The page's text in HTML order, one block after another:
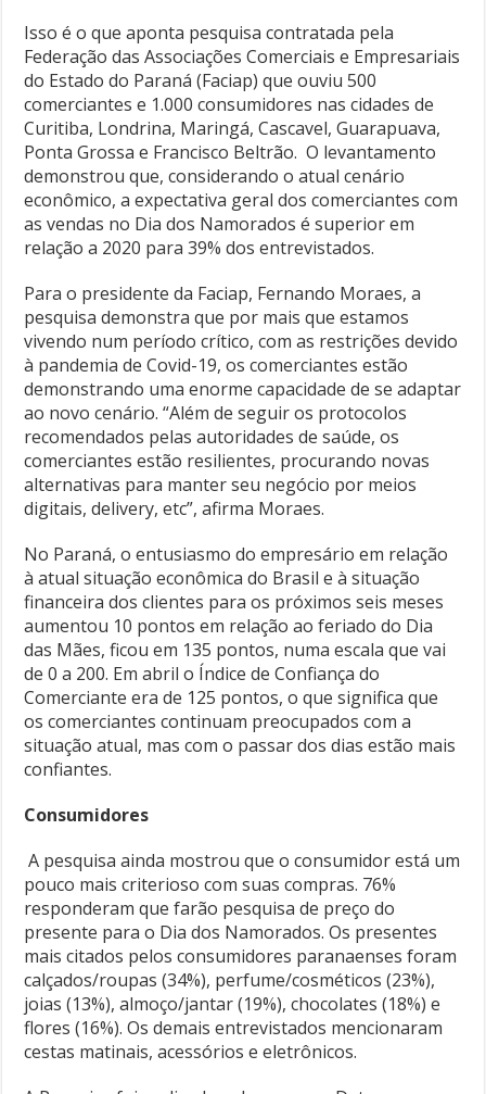
Isso é o que aponta pesquisa contratada pela
Federação das Associações Comerciais e Empresariais
do Estado do Paraná (Faciap) que ouviu 500
comerciantes e 1.000 consumidores nas cidades de
Curitiba, Londrina, Maringá, Cascavel, Guarapuava,
Ponta Grossa e Francisco Beltrão. O levantamento
demonstrou que, considerando o atual cenário
econômico, a expectativa geral dos comerciantes com
as vendas no Dia dos Namorados é superior em
relação a 2020 para 39% dos entrevistados.
Para o presidente da Faciap, Fernando Moraes, a
pesquisa demonstra que por mais que estamos
vivendo num período crítico, com as restrições devido
à pandemia de Covid-19, os comerciantes estão
demonstrando uma enorme capacidade de se adaptar
ao novo cenário. “Além de seguir os protocolos
recomendados pelas autoridades de saúde, os
comerciantes estão resilientes, procurando novas
alternativas para manter seu negócio por meios
digitais, delivery, etc”, afirma Moraes.
No Paraná, o entusiasmo do empresário em relação
à atual situação econômica do Brasil e à situação
financeira dos clientes para os próximos seis meses
aumentou 10 pontos em relação ao feriado do Dia
das Mães, ficou em 135 pontos, numa escala que vai
de 0 a 200. Em abril o Índice de Confiança do
Comerciante era de 125 pontos, o que significa que
os comerciantes continuam preocupados com a
situação atual, mas com o passar dos dias estão mais
confiantes.
Consumidores
A pesquisa ainda mostrou que o consumidor está um
pouco mais criterioso com suas compras. 76%
responderam que farão pesquisa de preço do
presente para o Dia dos Namorados. Os presentes
mais citados pelos consumidores paranaenses foram
calçados/roupas (34%), perfume/cosméticos (23%),
joias (13%), almoço/jantar (19%), chocolates (18%) e
flores (16%). Os demais entrevistados mencionaram
cestas matinais, acessórios e eletrônicos.